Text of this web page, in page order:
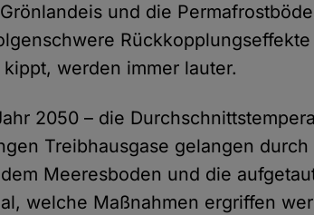
und die
werden immer lauter.
2050 – die
Treibhausgase gelangen
Meeresboden und die
welche Maßnahmen ergriffen